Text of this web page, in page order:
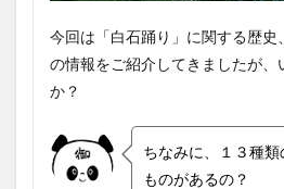
今回は「白石踊り」に関する歴史
の情報をご紹介してきましたが、
か？
ちなみに、１３種
ものがあるの？